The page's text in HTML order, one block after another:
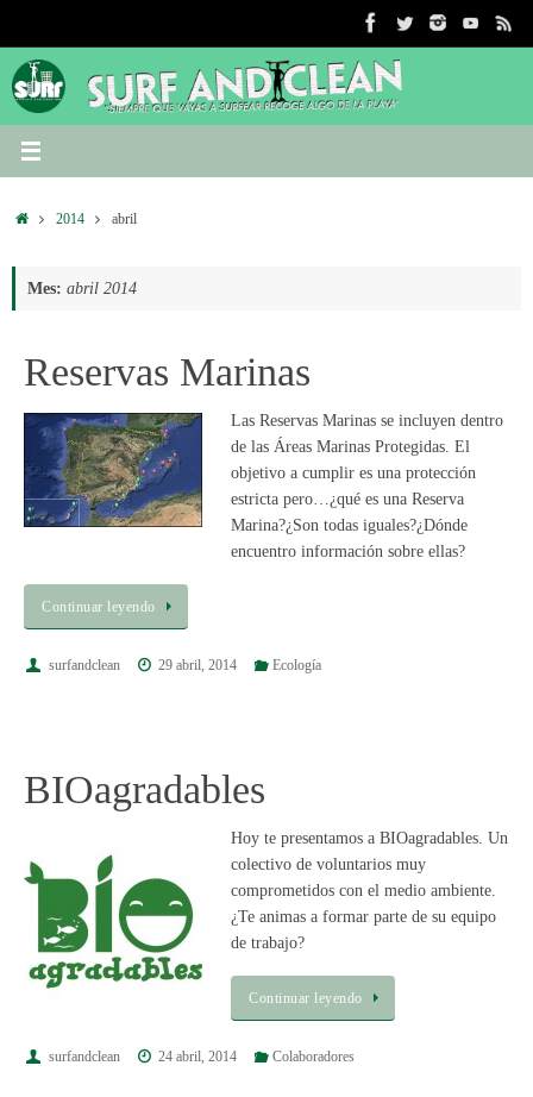
contenido
Inicio2014 abril
Mes: abril 2014
Reservas Marinas
Las Reservas Marinas se incluyen dentro
de las Áreas Marinas Protegidas. El
objetivo a cumplir es una protección
estricta pero…¿qué es una Reserva
Marina?¿Son todas iguales?¿Dónde
encuentro información sobre ellas?
Continuar leyendo
surfandclean 29 abril, 2014 Ecología
BIOagradables
Hoy te presentamos a BIOagradables. Un
colectivo de voluntarios muy
comprometidos con el medio ambiente.
¿Te animas a formar parte de su equipo
de trabajo?
Continuar leyendo
surfandclean 24 abril, 2014 Colaboradores